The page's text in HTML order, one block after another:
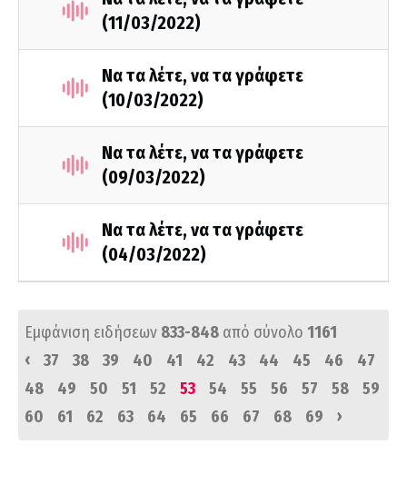
(11/03/2022)
Να τα λέτε, να τα γράφετε
(10/03/2022)
Να τα λέτε, να τα γράφετε
(09/03/2022)
Να τα λέτε, να τα γράφετε
(04/03/2022)
Εμφάνιση ειδήσεων 833-848 από σύνολο 1161
‹
37 38 39 40 41 42 43 44 45 46
47
48
49 50 51 52 53 54 55 56 57 58
59
60
61 62 63 64 65 66 67 68 69 ›